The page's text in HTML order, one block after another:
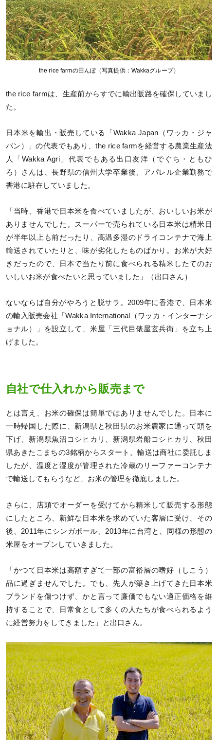
the rice farmの田んぼ（写真提供：Wakkaグループ）
the rice farmは、生産前からすでに輸出販路を確保していまし
た。
日本米を輸出・販売している「Wakka Japan（ワッカ・ジャ
パン）」の代表でもあり、the rice farmを経営する農業生産法
人「Wakka Agri」代表でもある出口友洋（でぐち・ともひ
ろ）さんは、長野県の信州大学卒業後、アパレル企業勤務で
香港に駐在していました。
「当時、香港で日本米を食べていましたが、おいしいお米が
ありませんでした。スーパーで売られている日本米は精米日
が半年以上も前だったり、高温多湿のドライコンテナで海上
輸送されていたりと、味が劣化したものばかり。お米が大好
きだったので、日本で当たり前に食べられる精米したてのお
いしいお米が食べたいと思っていました」（出口さん）
ないならば自分がやろうと脱サラ。2009年に香港で、日本米
の輸入販売会社「Wakka International（ワッカ・インターナシ
ョナル）」を設立して、米屋「三代目俵屋玄兵衛」を立ち上
げました。
自社で仕入れから販売まで
とは言え、お米の確保は簡単ではありませんでした。日本に
一時帰国した際に、新潟県と秋田県のお米農家に通って頭を
下げ、新潟県魚沼コシヒカリ、新潟県岩船コシヒカリ、秋田
県あきたこまちの3銘柄からスタート。輸送は商社に委託しま
したが、温度と湿度が管理された冷蔵のリーファーコンテナ
で輸送してもらうなど、お米の管理を徹底しました。
さらに、店頭でオーダーを受けてから精米して販売する形態
にしたところ、新鮮な日本米を求めていた客層に受け、その
後、2011年にシンガポール、2013年に台湾と、同様の形態の
米屋をオープンしていきました。
「かつて日本米は高額すぎて一部の富裕層の嗜好（しこう）
品に過ぎませんでした。でも、先人が築き上げてきた日本米
ブランドを傷つけず、かと言って廉価でもない適正価格を維
持することで、日常食として多くの人たちが食べられるよう
に経営努力をしてきました」と出口さん。